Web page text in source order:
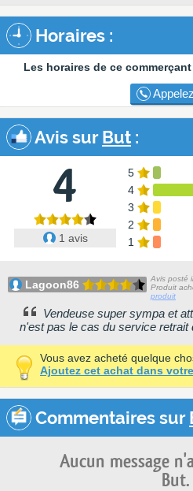
Horaires :
Les horaires de ce
Avis surBut :
4
1 avis
5
4
3
2
1
Lagoon86
Avis posté
Produit
produit
Vendeuse super sympa et
n'est pas le cas du service retrait
Vous avez acheté quelque
Ajoutez cet achat dans
Commentaires sur
Aucun message
But.